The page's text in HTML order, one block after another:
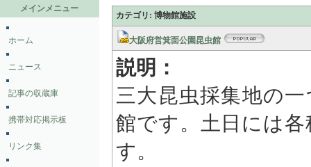
メインメニュー
ホーム
ニュース
記事の収蔵庫
携帯対応掲示板
リンク集
カテゴリ: 博物館施設
大阪府営箕面公園昆虫館
説明：
三大昆虫採集地の
館です。土日には
す。